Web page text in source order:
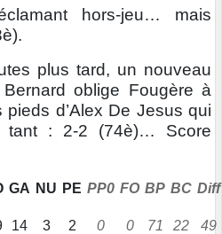
hors-jeu… mais
plus tard, un nouveau
oblige Fougère à
d’Alex De Jesus qui
tant : 2-2 (74è)… Score
GA NU PE PP0 FO BP BC Diff
14 3 2 0 0 71 22 49